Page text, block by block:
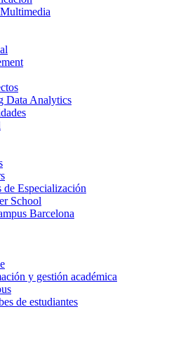
Data Analytics
Especialización
School
Barcelona
y gestión académica
de estudiantes